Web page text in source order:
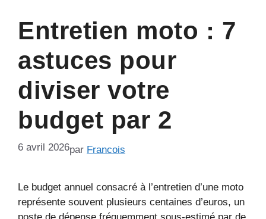
Entretien moto : 7
astuces pour
diviser votre
budget par 2
6 avril 2026par Francois
Le budget annuel consacré à l’entretien d’une moto
représente souvent plusieurs centaines d’euros, un